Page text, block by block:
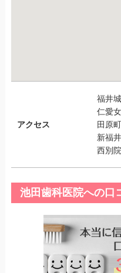
アクセス
福井
仁愛
田原
新福
西別
池田歯科医院への口